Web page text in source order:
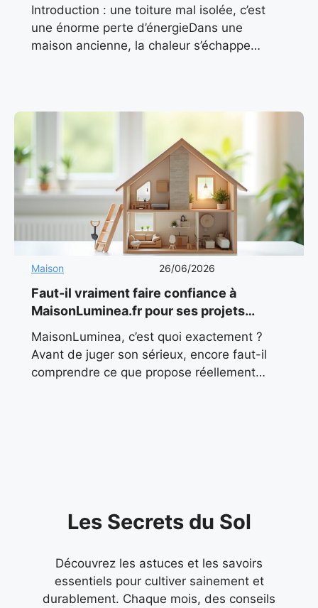
Introduction : une toiture mal isolée, c’est
une énorme perte d’énergieDans une
maison ancienne, la chaleur s’échappe
Maison 26/06/2026
Faut-il vraiment faire confiance à
MaisonLuminea.fr pour ses projets
maison en 2026 ?
MaisonLuminea, c’est quoi exactement ?
Avant de juger son sérieux, encore faut-il
comprendre ce que propose réellement
Les Secrets du Sol
Découvrez les astuces et les savoirs
essentiels pour cultiver sainement et
durablement. Chaque mois, des conseils